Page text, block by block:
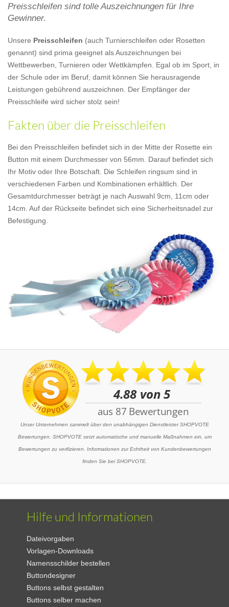
Preisschleifen sind tolle Auszeichnungen für Ihre
Gewinner.
Unsere Preisschleifen (auch Turnierschleifen oder Rosetten
genannt) sind prima geeignet als Auszeichnungen bei
Wettbewerben, Turnieren oder Wettkämpfen. Egal ob im Sport, in
der Schule oder im Beruf, damit können Sie herausragende
Leistungen gebührend auszeichnen. Der Empfänger der
Preisschleife wird sicher stolz sein!
Fakten über die Preisschleifen
Bei den Preisschleifen befindet sich in der Mitte der Rosette ein
Button mit einem Durchmesser von 56mm. Darauf befindet sich
Ihr Motiv oder Ihre Botschaft. Die Schleifen ringsum sind in
verschiedenen Farben und Kombinationen erhältlich. Der
Gesamtdurchmesser beträgt je nach Auswahl 9cm, 11cm oder
14cm. Auf der Rückseite befindet sich eine Sicherheitsnadel zur
Befestigung.
Unser Unternehmen sammelt über den unabhängigen Dienstleister SHOPVOTE
Bewertungen. SHOPVOTE setzt automatische und manuelle Maßnahmen ein, um
Bewertungen zu verifizieren. Informationen zur Echtheit von Kundenbewertungen
finden Sie bei SHOPVOTE.
Hilfe und Informationen
Dateivorgaben
Vorlagen-Downloads
Namensschilder bestellen
Buttondesigner
Buttons selbst gestalten
Buttons selber machen